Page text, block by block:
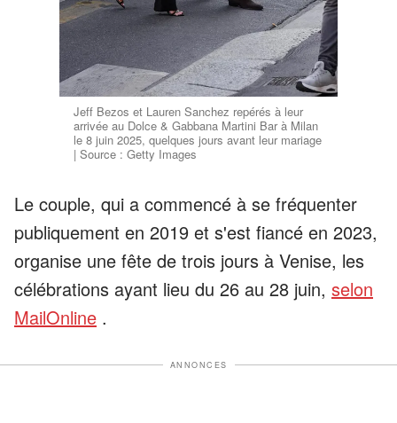
Jeff Bezos et Lauren Sanchez repérés à leur
arrivée au Dolce & Gabbana Martini Bar à Milan
le 8 juin 2025, quelques jours avant leur mariage
| Source : Getty Images
Le couple, qui a commencé à se fréquenter
publiquement en 2019 et s'est fiancé en 2023,
organise une fête de trois jours à Venise, les
célébrations ayant lieu du 26 au 28 juin, selon
MailOnline .
ANNONCES